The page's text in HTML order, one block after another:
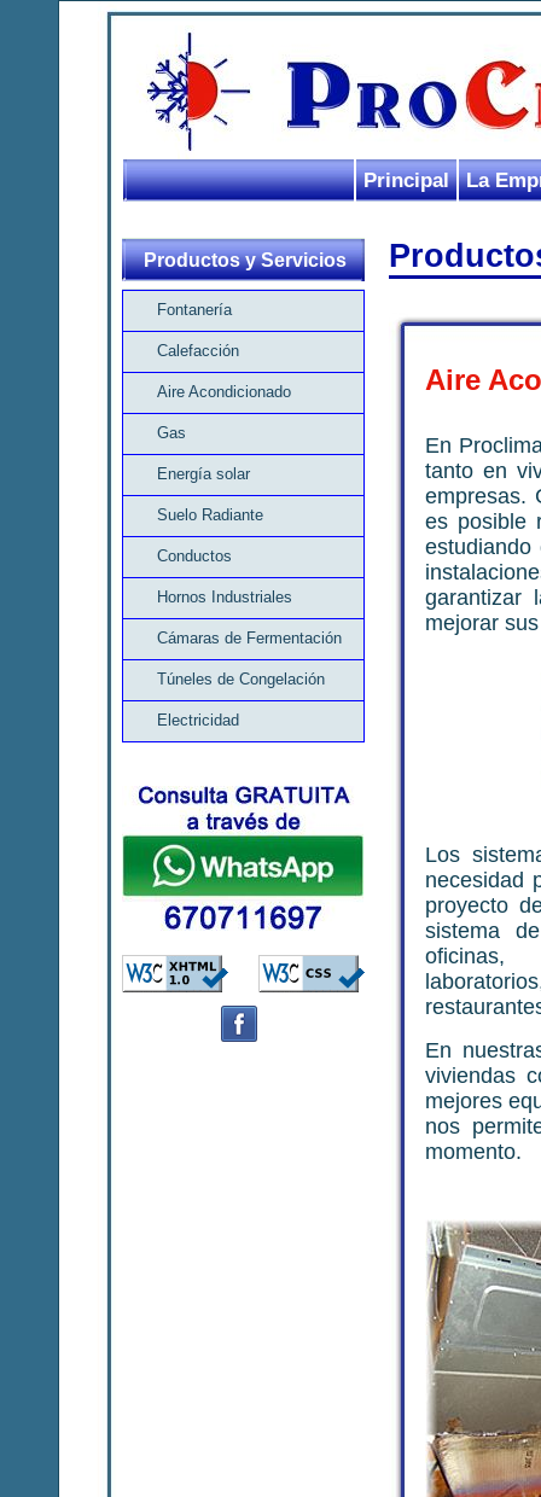
La
Principal
Productos y Servicios
Fontanería
Calefacción
Aire Acondicionado
Gas
Energía solar
Suelo Radiante
Conductos
Hornos Industriales
Cámaras de Fermentación
Túneles de Congelación
Electricidad
Aire
En
tanto en
empresas.
es posible
garantizar
mejorar
Los
necesidad
proyecto
sistema
oficinas,
En
viviendas
mejores
nos
momento.